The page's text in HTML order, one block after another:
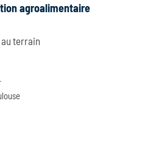
agroalimentaire
au terrain